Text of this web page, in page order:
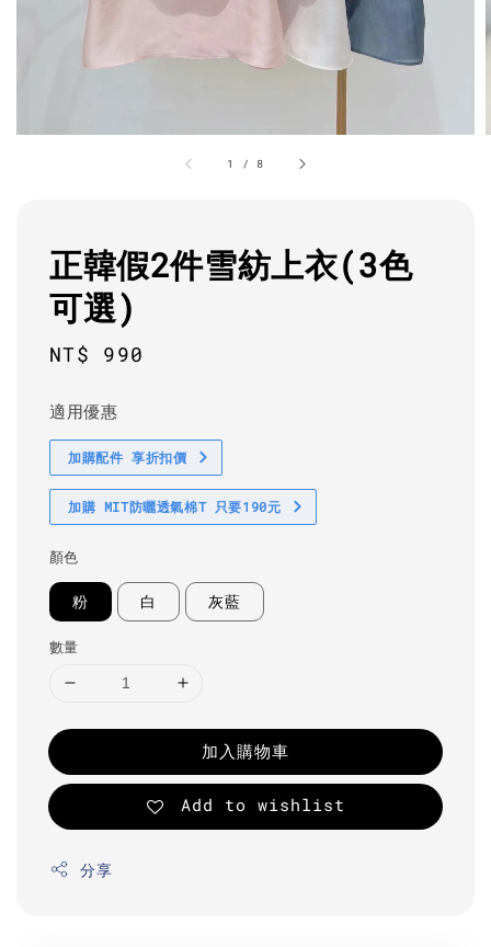
1 / 8
正韓假2件雪紡上衣(3色
可選)
Regular
NT$ 990
適用優惠
加購配件 享折扣價
加購 MIT防曬透氣棉T 只要190元
顏色
粉 白 灰藍
數量
加入購物車
Add to wishlist
分享